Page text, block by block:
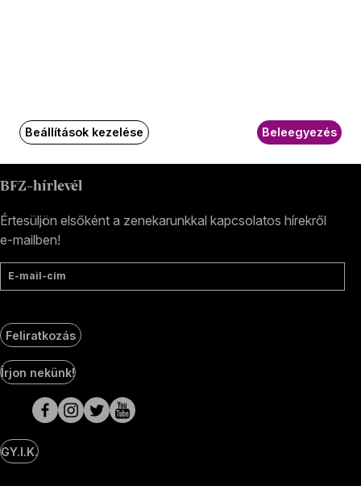
+36 1 489 4330
BFZ-hírlevél
Értesüljön elsőként a zenekarunkkal kapcsolatos hírekről
e-mailben!
E-mail-cím
Feliratkozás
Social
Media
oldalak
Írjon nekünk!
GY.I.K.
Beállítások kezelése Beleegyezés